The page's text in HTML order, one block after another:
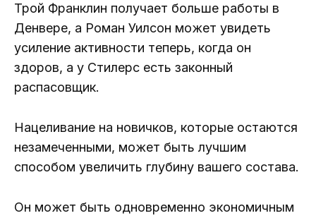
Трой Франклин получает больше работы в
Денвере, а Роман Уилсон может увидеть
усиление активности теперь, когда он
здоров, а у Стилерс есть законный
распасовщик.
Нацеливание на новичков, которые остаются
незамеченными, может быть лучшим
способом увеличить глубину вашего состава.
Он может быть одновременно экономичным